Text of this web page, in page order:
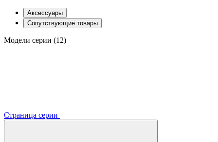
Аксессуары
Сопутствующие товары
Модели серии (12)
Страница серии